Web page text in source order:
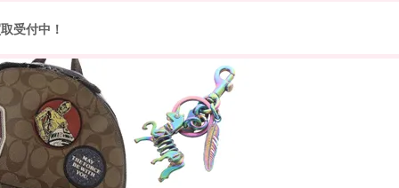
受付中！